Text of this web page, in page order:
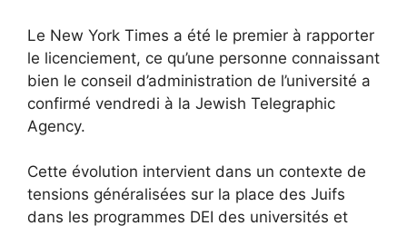
Le New York Times a été le premier à rapporter
le licenciement, ce qu’une personne connaissant
bien le conseil d’administration de l’université a
confirmé vendredi à la Jewish Telegraphic
Agency.
Cette évolution intervient dans un contexte de
tensions généralisées sur la place des Juifs
dans les programmes DEI des universités et